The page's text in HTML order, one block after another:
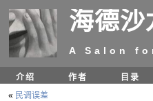
海德
A Salon
介绍 作者 目录
« 民调误差